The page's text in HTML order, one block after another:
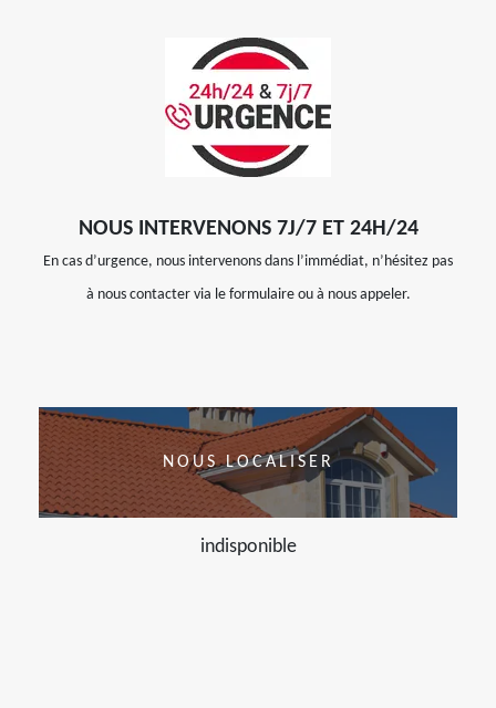
NOUS INTERVENONS 7J/7 ET 24H/24
En cas d’urgence, nous intervenons dans l’immédiat, n’hésitez pas
à nous contacter via le formulaire ou à nous appeler.
NOUS LOCALISER
indisponible